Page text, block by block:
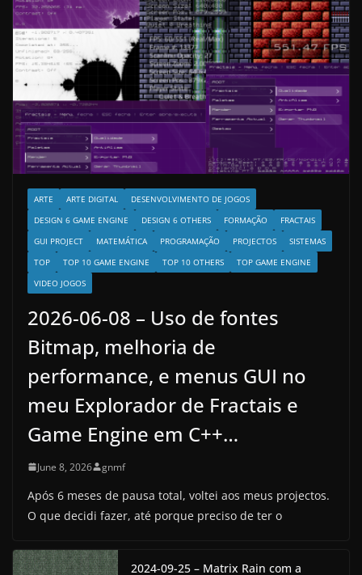
ARTE ARTE DIGITAL
DESENVOLVIMENTO DE JOGOS
DESIGN 6 GAME ENGINE
DESIGN 6 OTHERS FORMAÇÃO
FRACTAIS
GUI PROJECT
MATEMÁTICA PROGRAMAÇÃO PROJECTOS
SISTEMAS
TOP
TOP 10 GAME ENGINE TOP 10 OTHERS
TOP GAME ENGINE
VIDEO JOGOS
2026-06-08 – Uso de fontes
Bitmap, melhoria de
performance, e menus GUI no
meu Explorador de Fractais e
Game Engine em C++…
June 8, 2026 gnmf
Após 6 meses de pausa total, voltei aos meus projectos.
O que decidi fazer, até porque preciso de ter o
2024-09-25 – Matrix Rain com a